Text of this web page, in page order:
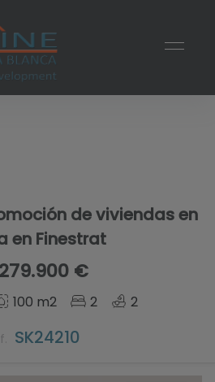
de viviendas en
en Finestrat
279.900 €
100 m2 2 2
SK24210